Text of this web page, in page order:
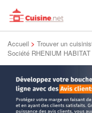
Accueil > Trouver un
Société RHENIUM